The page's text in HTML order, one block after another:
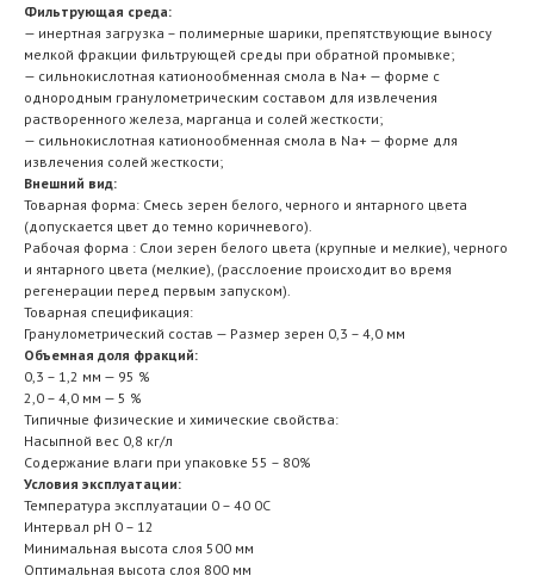
Фильтрующая среда:
— инертная загрузка – полимерные шарики, препятствующие выносу
мелкой фракции фильтрующей среды при обратной промывке;
— сильнокислотная катионообменная смола в Na+ — форме с
однородным гранулометрическим составом для извлечения
растворенного железа, марганца и солей жесткости;
— сильнокислотная катионообменная смола в Na+ — форме для
извлечения солей жесткости;
Внешний вид:
Товарная форма: Смесь зерен белого, черного и янтарного цвета
(допускается цвет до темно коричневого).
Рабочая форма : Слои зерен белого цвета (крупные и мелкие), черного
и янтарного цвета (мелкие), (расслоение происходит во время
регенерации перед первым запуском).
Товарная спецификация:
Гранулометрический состав — Размер зерен 0,3 – 4,0 мм
Объемная доля фракций:
0,3 – 1,2 мм — 95 %
2,0 – 4,0 мм — 5 %
Типичные физические и химические свойства:
Насыпной вес 0,8 кг/л
Содержание влаги при упаковке 55 – 80%
Условия эксплуатации:
Температура эксплуатации 0 – 40 0С
Интервал рН 0 – 12
Минимальная высота слоя 500 мм
Оптимальная высота слоя 800 мм